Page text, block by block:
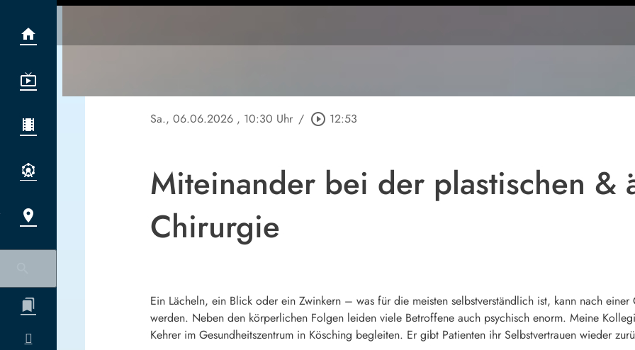
Sa., 06.06.2026 , 10:30 Uhr / play_circle_outline 12:53
Miteinander bei der plastischen &
Chirurgie
Ein Lächeln, ein Blick oder ein Zwinkern – was für die meisten selbstverständlich ist, kann nach
werden. Neben den körperlichen Folgen leiden viele Betroffene auch psychisch enorm. Meine
Kehrer im Gesundheitszentrum in Kösching begleiten. Er gibt Patienten ihr Selbstvertrauen wieder